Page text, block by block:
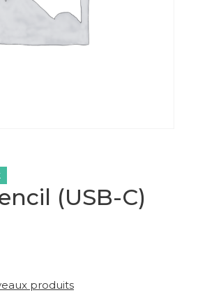
(USB-C)
produits